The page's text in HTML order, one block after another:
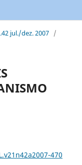
jul./dez. 2007 /
470